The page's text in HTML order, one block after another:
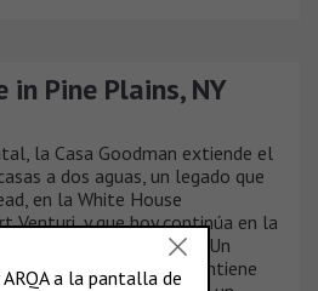
in Pine Plains, NY
la Casa Goodman extiende el
a dos aguas, un legado que
en la White House
Venturi, y que hoy continúa en la
contemporáneos. Un
granero holandés contiene